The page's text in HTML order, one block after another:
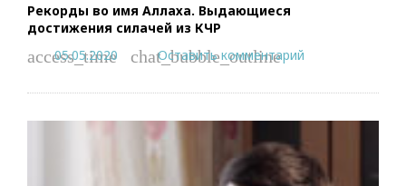
Рекорды во имя Аллаха. Выдающиеся
достижения силачей из КЧР
access_time
05.05.2020 chat_bubble_outline
Оставить комментарий